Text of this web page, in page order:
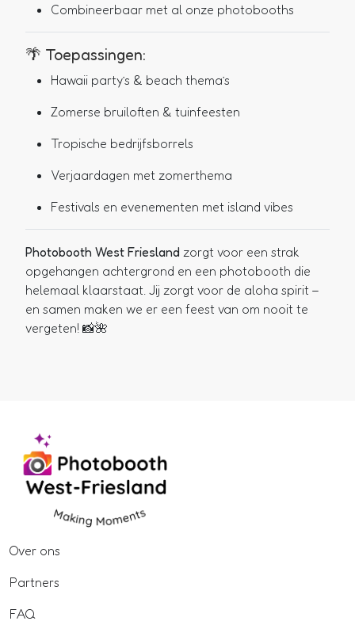
Combineerbaar met al onze photobooths
🌴 Toepassingen:
Hawaii party’s & beach thema’s
Zomerse bruiloften & tuinfeesten
Tropische bedrijfsborrels
Verjaardagen met zomerthema
Festivals en evenementen met island vibes
Photobooth West Friesland zorgt voor een strak
opgehangen achtergrond en een photobooth die
helemaal klaarstaat. Jij zorgt voor de aloha spirit –
en samen maken we er een feest van om nooit te
vergeten! 📸🌺
Over ons
Partners
FAQ